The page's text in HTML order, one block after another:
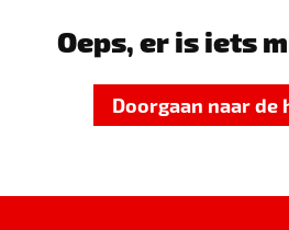
Oeps, er is iets
Doorgaan naar de